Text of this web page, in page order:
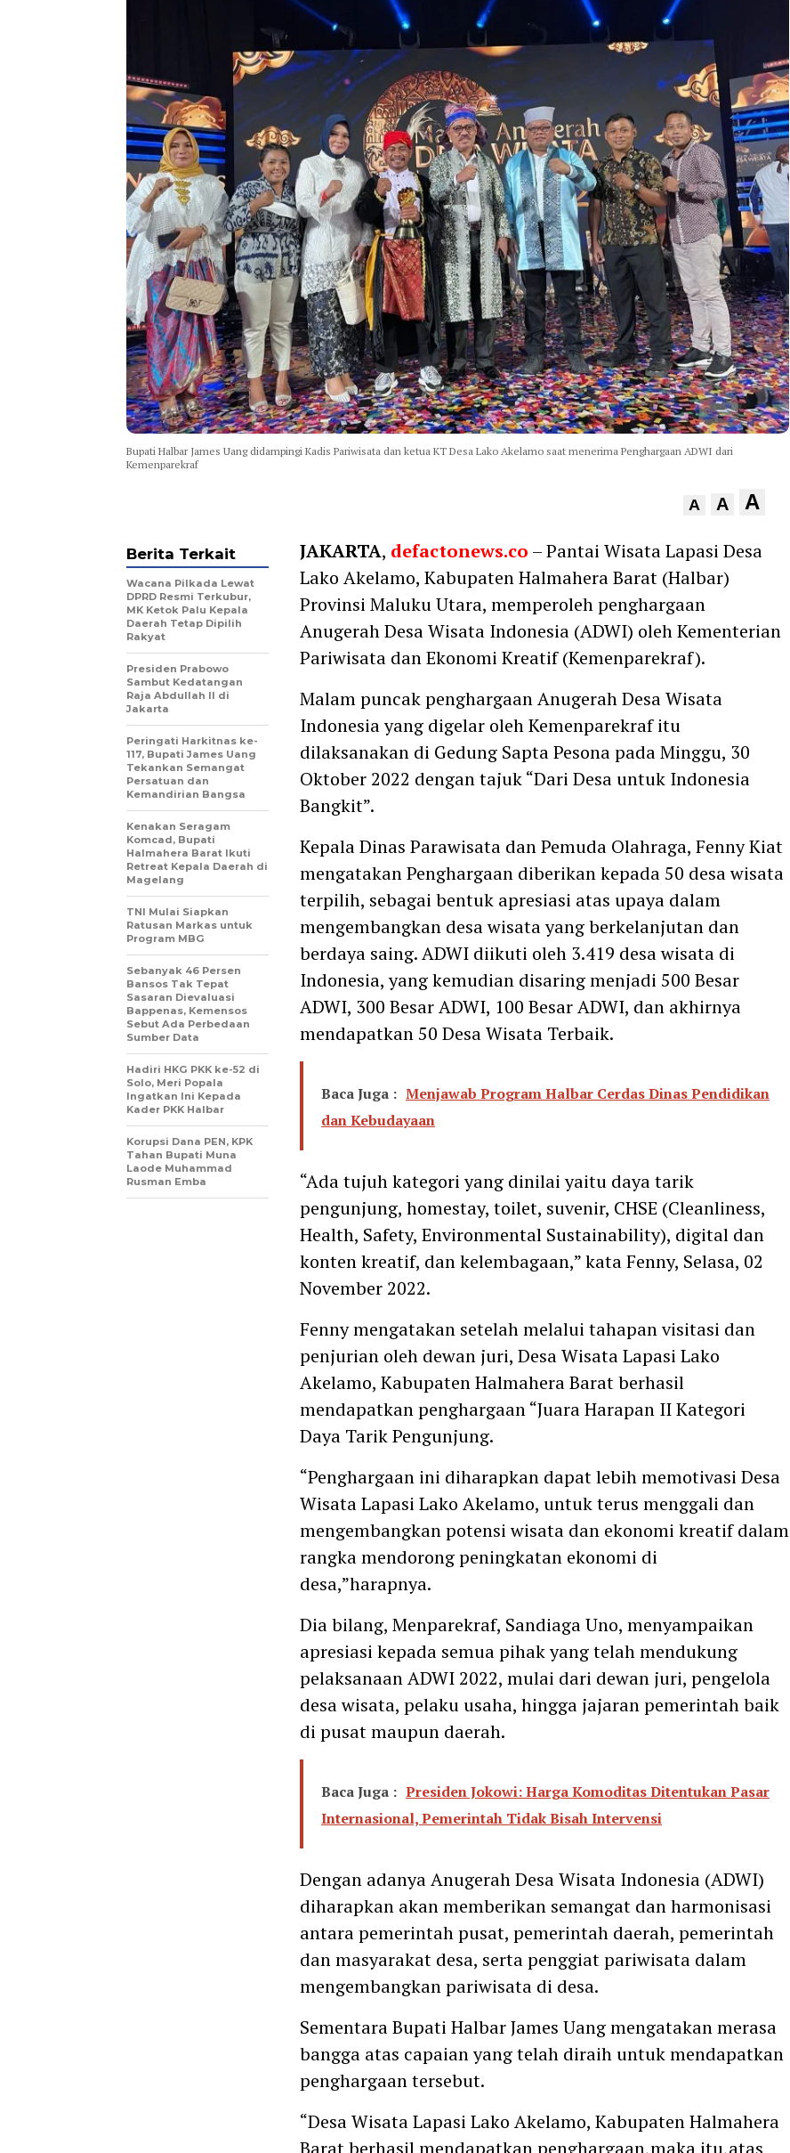
Bupati Halbar James Uang didampingi Kadis Pariwisata dan ketua KT Desa Lako Akelamo saat menerima Penghargaan ADWI dari
Kemenparekraf
A A A
JAKARTA, defactonews.co – Pantai Wisata Lapasi Desa
Lako Akelamo, Kabupaten Halmahera Barat (Halbar)
Provinsi Maluku Utara, memperoleh penghargaan
Anugerah Desa Wisata Indonesia (ADWI) oleh Kementerian
Pariwisata dan Ekonomi Kreatif (Kemenparekraf).
Malam puncak penghargaan Anugerah Desa Wisata
Indonesia yang digelar oleh Kemenparekraf itu
dilaksanakan di Gedung Sapta Pesona pada Minggu, 30
Oktober 2022 dengan tajuk “Dari Desa untuk Indonesia
Bangkit”.
Kepala Dinas Parawisata dan Pemuda Olahraga, Fenny Kiat
mengatakan Penghargaan diberikan kepada 50 desa wisata
terpilih, sebagai bentuk apresiasi atas upaya dalam
mengembangkan desa wisata yang berkelanjutan dan
berdaya saing. ADWI diikuti oleh 3.419 desa wisata di
Indonesia, yang kemudian disaring menjadi 500 Besar
ADWI, 300 Besar ADWI, 100 Besar ADWI, dan akhirnya
mendapatkan 50 Desa Wisata Terbaik.
Baca Juga : Menjawab Program Halbar Cerdas Dinas Pendidikan
dan Kebudayaan
“Ada tujuh kategori yang dinilai yaitu daya tarik
pengunjung, homestay, toilet, suvenir, CHSE (Cleanliness,
Health, Safety, Environmental Sustainability), digital dan
konten kreatif, dan kelembagaan,” kata Fenny, Selasa, 02
November 2022.
Fenny mengatakan setelah melalui tahapan visitasi dan
penjurian oleh dewan juri, Desa Wisata Lapasi Lako
Akelamo, Kabupaten Halmahera Barat berhasil
mendapatkan penghargaan “Juara Harapan II Kategori
Daya Tarik Pengunjung.
“Penghargaan ini diharapkan dapat lebih memotivasi Desa
Wisata Lapasi Lako Akelamo, untuk terus menggali dan
mengembangkan potensi wisata dan ekonomi kreatif dalam
rangka mendorong peningkatan ekonomi di
desa,”harapnya.
Dia bilang, Menparekraf, Sandiaga Uno, menyampaikan
apresiasi kepada semua pihak yang telah mendukung
pelaksanaan ADWI 2022, mulai dari dewan juri, pengelola
desa wisata, pelaku usaha, hingga jajaran pemerintah baik
di pusat maupun daerah.
Baca Juga : Presiden Jokowi: Harga Komoditas Ditentukan Pasar
Internasional, Pemerintah Tidak Bisah Intervensi
Dengan adanya Anugerah Desa Wisata Indonesia (ADWI)
diharapkan akan memberikan semangat dan harmonisasi
antara pemerintah pusat, pemerintah daerah, pemerintah
dan masyarakat desa, serta penggiat pariwisata dalam
mengembangkan pariwisata di desa.
Sementara Bupati Halbar James Uang mengatakan merasa
bangga atas capaian yang telah diraih untuk mendapatkan
penghargaan tersebut.
“Desa Wisata Lapasi Lako Akelamo, Kabupaten Halmahera
Barat berhasil mendapatkan penghargaan,maka itu,atas
Berita Terkait
Wacana Pilkada Lewat
DPRD Resmi Terkubur,
MK Ketok Palu Kepala
Daerah Tetap Dipilih
Rakyat
Presiden Prabowo
Sambut Kedatangan
Raja Abdullah II di
Jakarta
Peringati Harkitnas ke-
117, Bupati James Uang
Tekankan Semangat
Persatuan dan
Kemandirian Bangsa
Kenakan Seragam
Komcad, Bupati
Halmahera Barat Ikuti
Retreat Kepala Daerah di
Magelang
TNI Mulai Siapkan
Ratusan Markas untuk
Program MBG
Sebanyak 46 Persen
Bansos Tak Tepat
Sasaran Dievaluasi
Bappenas, Kemensos
Sebut Ada Perbedaan
Sumber Data
Hadiri HKG PKK ke-52 di
Solo, Meri Popala
Ingatkan Ini Kepada
Kader PKK Halbar
Korupsi Dana PEN, KPK
Tahan Bupati Muna
Laode Muhammad
Rusman Emba